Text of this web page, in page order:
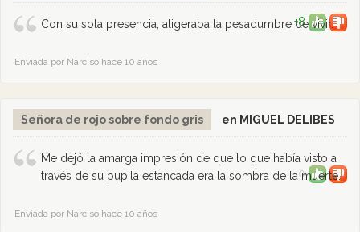
Con su sola presencia, aligeraba la pesadumbre de vivir.
+8
Enviada por Narciso hace 10 años
Señora de rojo sobre fondo gris en MIGUEL DELIBES
Me dejó la amarga impresión de que lo que había visto a
través de su pupila estancada era la sombra de la muerte.
0
Enviada por Narciso hace 10 años